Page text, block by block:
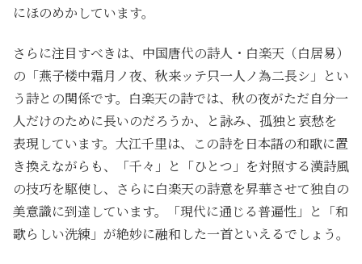
にほのめかしています。
さらに注目すべきは、中国唐代の詩人・白楽天（白居易）
の「燕子楼中霜月ノ夜、秋来ッテ只一人ノ為二長シ」とい
う詩との関係です。白楽天の詩では、秋の夜がただ自分一
人だけのために長いのだろうか、と詠み、孤独と哀愁を
表現しています。大江千里は、この詩を日本語の和歌に置
き換えながらも、「千々」と「ひとつ」を対照する漢詩風
の技巧を駆使し、さらに白楽天の詩意を昇華させて独自の
美意識に到達しています。「現代に通じる普遍性」と「和
歌らしい洗練」が絶妙に融和した一首といえるでしょう。